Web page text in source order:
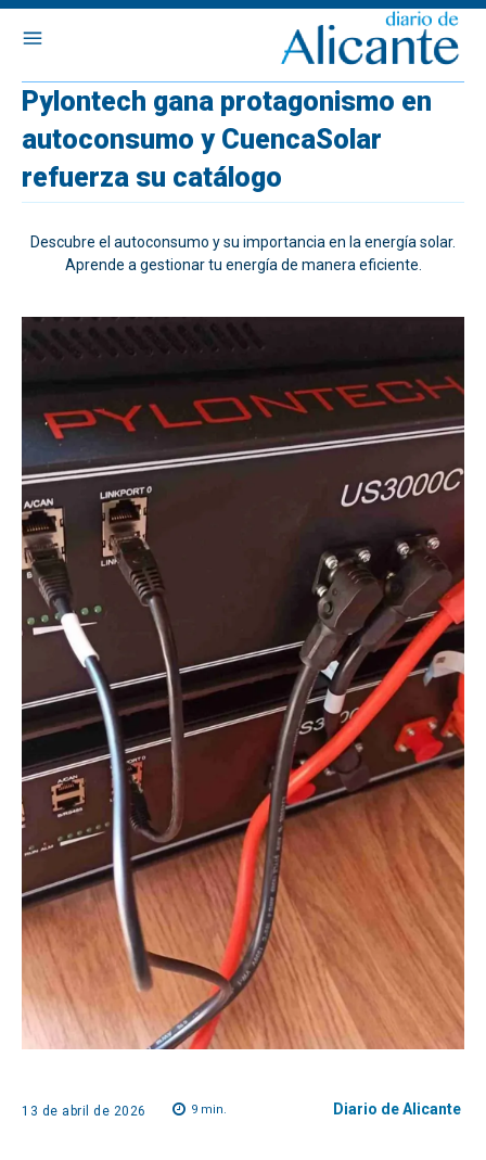
Pylontech gana protagonismo en
autoconsumo y CuencaSolar
refuerza su catálogo
Descubre el autoconsumo y su importancia en la energía solar.
Aprende a gestionar tu energía de manera eficiente.
13 de abril de 2026 9min. Diario de Alicante